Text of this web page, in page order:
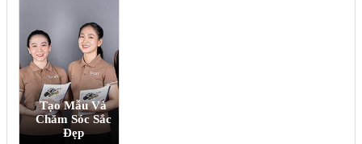
Tạo Mẫu Và
Chăm Sóc Sắc
Đẹp